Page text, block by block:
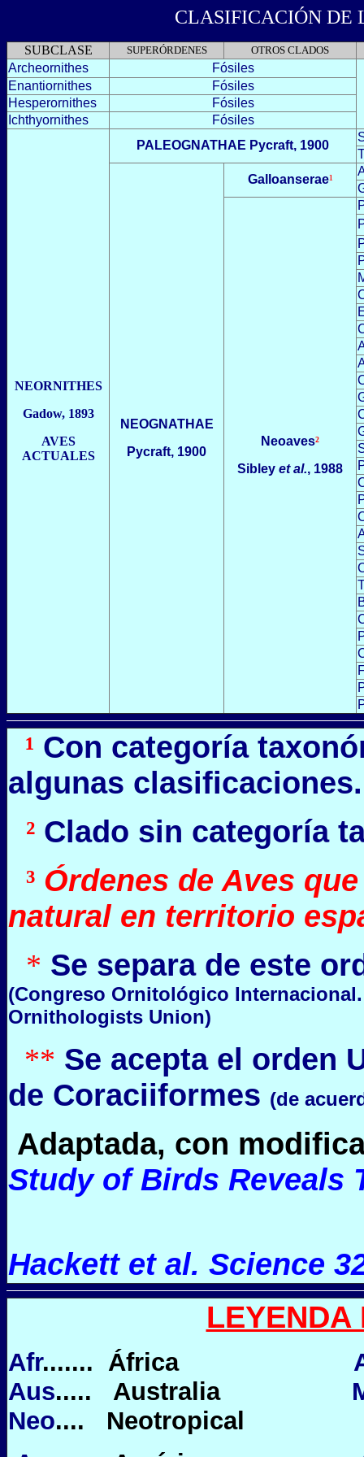
CLASIFICACIÓN DE
SUBCLASE SUPERÓRDENES OTROS CLADOS
Archeornithes
Fósiles
Enantiornithes
Fósiles
Hesperornithes
Fósiles
Ichthyornithes
Fósiles
NEORNITHES
Gadow, 1893
AVES
ACTUALES
PALEOGNATHAE Pycraft, 1900
NEOGNATHAE
Pycraft, 1900
Galloanserae¹
Neoaves²
Sibley et al., 1988
¹ Con categoría
algunas clasificaciones.
² Clado sin categoría
³ Órdenes de Aves
natural en territorio
* Se separa de este
(Congreso Ornitológico
Ornithologists Union)
** Se acepta el orden
de Coraciiformes (de
Adaptada, con
Study of Birds Reveals
Hackett et al. Science
LEYENDA
Afr....... África
Aus..... Australia
Neo.... Neotropical